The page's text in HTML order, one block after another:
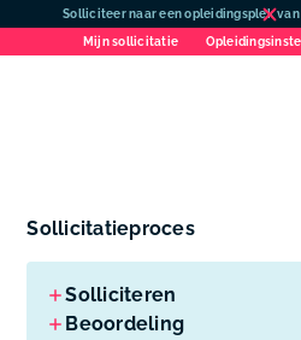
Solliciteer naar een opleidingsplek
Mijn sollicitatie
Sollicitatieproces
Solliciteren
Beoordeling